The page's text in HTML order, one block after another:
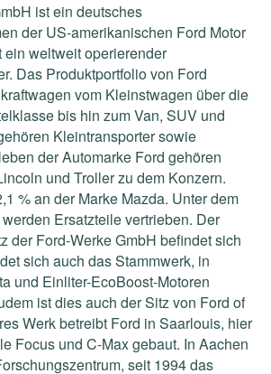
ist ein deutsches
der US-amerikanischen Ford Motor
ein weltweit operierender
Das Produktportfolio von Ford
vom Kleinstwagen über die
bis hin zum Van, SUV und
Kleintransporter sowie
der Automarke Ford gehören
und Troller zu dem Konzern.
% an der Marke Mazda. Unter dem
Ersatzteile vertrieben. Der
der Ford-Werke GmbH befindet sich
sich auch das Stammwerk, in
und Einliter-EcoBoost-Motoren
ist dies auch der Sitz von Ford of
Werk betreibt Ford in Saarlouis, hier
Focus und C-Max gebaut. In Aachen
seit 1994 das